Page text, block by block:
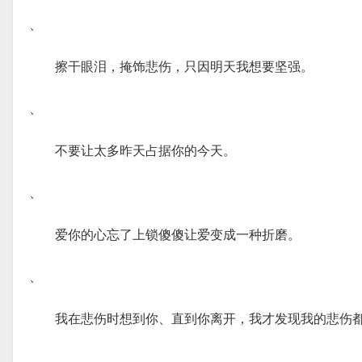
、
擦干眼泪，掩饰悲伤，只因明天我想要坚强。
、
不要让太多昨天占据你的今天。
、
爱你的心忘了上锁傻傻让爱变成一种折磨。
、
我在悲伤时想到你、直到你离开，我才发现我的悲伤